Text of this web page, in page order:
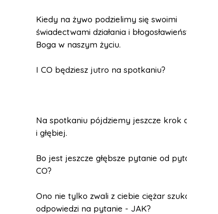
Kiedy na żywo podzielimy się swoimi
świadectwami działania i błogosławieństwa
Boga w naszym życiu.
I CO będziesz jutro na spotkaniu?
Na spotkaniu pójdziemy jeszcze krok dalej
i głębiej.
Bo jest jeszcze głębsze pytanie od pytania
CO?
Ono nie tylko zwali z ciebie ciężar szukania
odpowiedzi na pytanie - JAK?